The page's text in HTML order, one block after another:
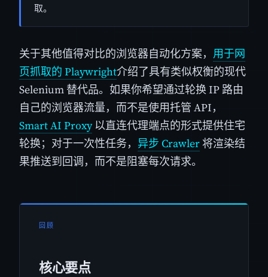
取。
关于其他值得对比的浏览器自动化方案， 用于网
页抓取的 Playwright介绍了具有类似权衡的现代
Selenium 替代品。如果你希望通过轮换 IP 路由
自己的浏览器流量，而不是使用托管 API，
Smart AI Proxy以直连代理端点的形式提供住宅
轮换；对于一次性任务， 异步 Crawler将渲染结
果推送到回调，而不是阻塞每次请求。
回顾
核心要点